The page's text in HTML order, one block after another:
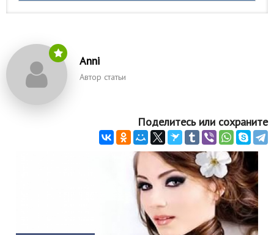
Anni
Автор статьи
Поделитесь или сохраните